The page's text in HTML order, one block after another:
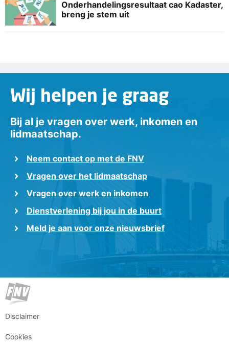
Onderhandelingsresultaat cao Kadaster,
breng je stem uit
Wij helpen je graag
Bij al je vragen over werk, inkomen en
lidmaatschap.
Neem contact op met de FNV
Vragen over het lidmaatschap
Vragen over werk en inkomen
Dienstverlening bij jou in de buurt
Meld je aan voor onze nieuwsbrief
Disclaimer
Cookies